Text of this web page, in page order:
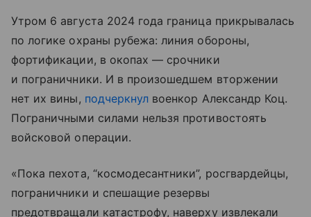
Утром 6 августа 2024 года граница прикрывалась
по логике охраны рубежа: линия обороны,
фортификации, в окопах — срочники
и пограничники. И в произошедшем вторжении
нет их вины, подчеркнул военкор Александр Коц.
Пограничными силами нельзя противостоять
войсковой операции.
«Пока пехота, “космодесантники”, росгвардейцы,
пограничники и спешащие резервы
предотвращали катастрофу, наверху извлекали